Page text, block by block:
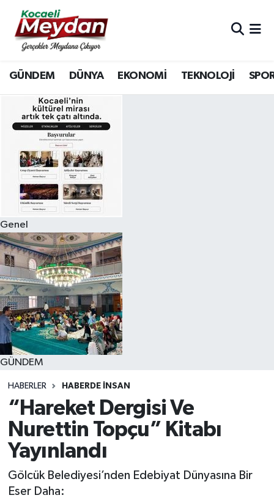
GÜNDEM DÜNYA EKONOMİ TEKNOLOJİ
Genel
GÜNDEM
HABERLER HABERDE INSAN
“Hareket Dergisi Ve
Nurettin Topçu” Kitabı
Yayınlandı
Gölcük Belediyesi’nden Edebiyat Dünyasına Bir
Eser Daha:
Nöbetçi Eczaneler
Hava Durumu
Trafik Durumu
Süper Lig Puan Durumu ve Fikstür
Tüm Manşetler
Son Dakika Haberleri
Haber Arşivi